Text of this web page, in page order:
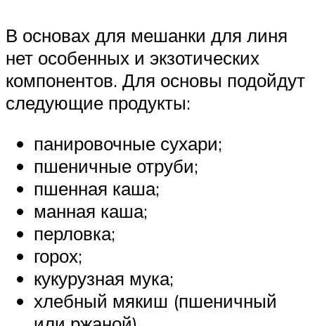
В основах для мешанки для линя
нет особенных и экзотических
компонентов. Для основы подойдут
следующие продукты:
панировочные сухари;
пшеничные отруби;
пшенная каша;
манная каша;
перловка;
горох;
кукурузная мука;
хлебный мякиш (пшеничный